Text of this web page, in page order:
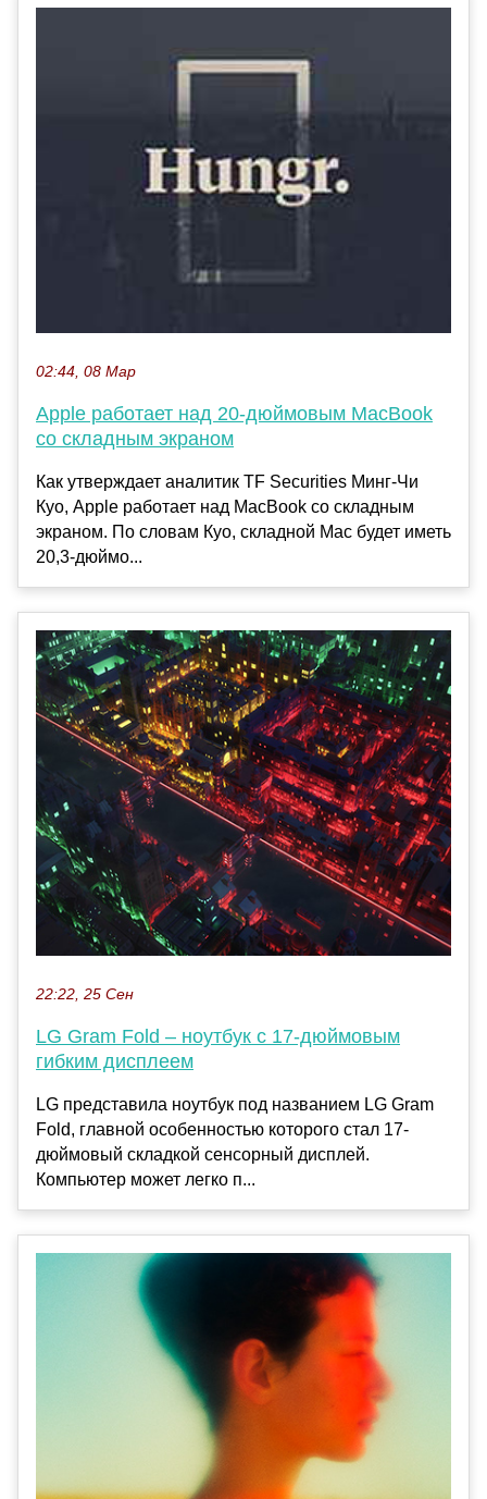
02:44, 08 Мар
Apple работает над 20-дюймовым MacBook
со складным экраном
Как утверждает аналитик TF Securities Минг-Чи
Куо, Apple работает над MacBook со складным
экраном. По словам Куо, складной Mac будет иметь
20,3-дюймо...
22:22, 25 Сен
LG Gram Fold – ноутбук с 17-дюймовым
гибким дисплеем
LG представила ноутбук под названием LG Gram
Fold, главной особенностью которого стал 17-
дюймовый складкой сенсорный дисплей.
Компьютер может легко п...